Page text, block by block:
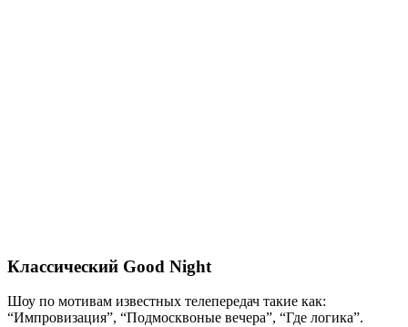
Классический Good Night
Шоу по мотивам известных телепередач такие как:
“Импровизация”, “Подмосквоные вечера”, “Где логика”.